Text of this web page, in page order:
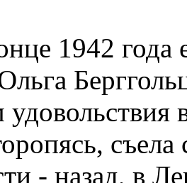
1942 года
- назад, в